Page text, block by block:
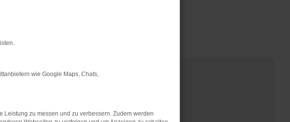
wie Google Maps, Chats,
zu messen und zu verbessern. Zudem werden